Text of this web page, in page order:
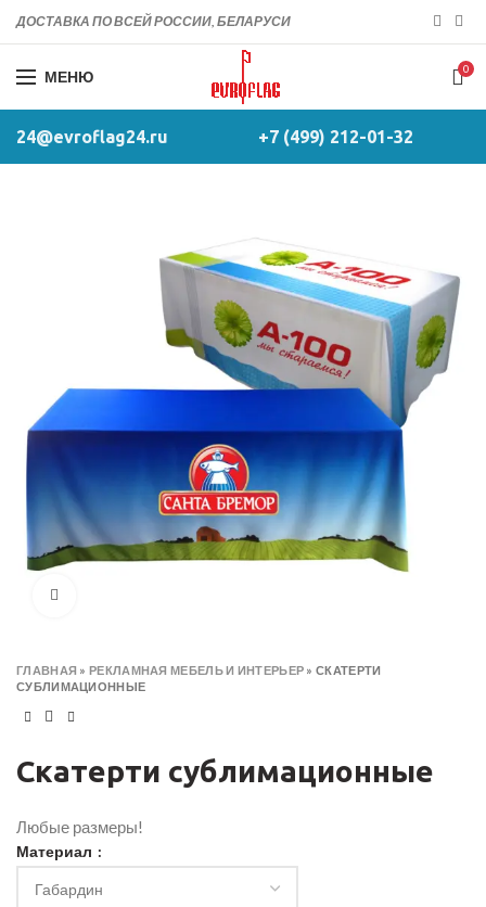
ДОСТАВКА ПО ВСЕЙ РОССИИ, БЕЛАРУСИ
МЕНЮ 0
24@evroflag24.ru +7 (499) 212-01-32
ГЛАВНАЯ »РЕКЛАМНАЯ МЕБЕЛЬ И ИНТЕРЬЕР »СКАТЕРТИ
СУБЛИМАЦИОННЫЕ
Скатерти сублимационные
Любые размеры!
Материал